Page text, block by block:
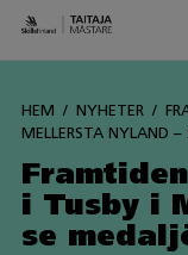
HEM NYHETER
MELLERSTA NYLAND –
i Tusby i
se